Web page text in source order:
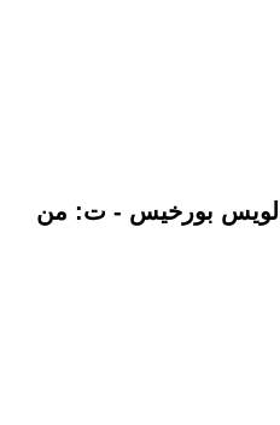
لويس بورخيس - ت: من